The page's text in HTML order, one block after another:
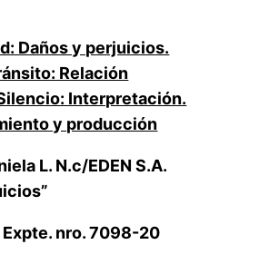
Daños y perjuicios.
Relación
Interpretación.
y producción
L. N.c/EDEN S.A.
Expte. nro. 7098-20